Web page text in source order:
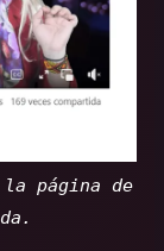
página de